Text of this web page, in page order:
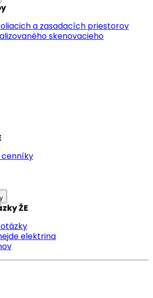
a zasadacích priestorov
skenovacieho
cenníky
ŽE
elektrina